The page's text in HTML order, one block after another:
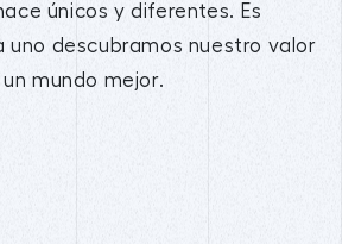
únicos y diferentes. Es
uno descubramos nuestro valor
mundo mejor.